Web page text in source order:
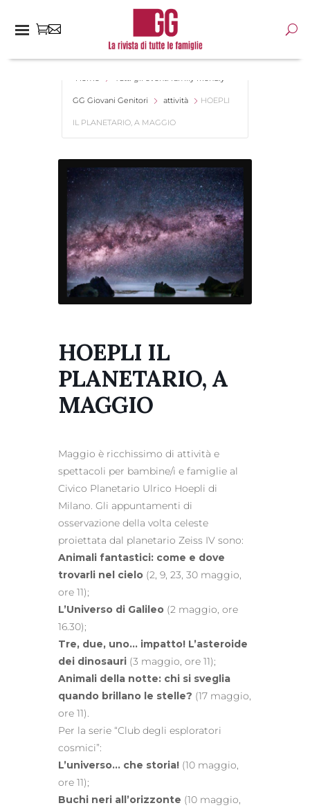
Home Tutti gli eventi family friendly -
GG Giovani Genitori attività HOEPLI
IL PLANETARIO, A MAGGIO
HOEPLI IL
PLANETARIO, A
MAGGIO
Maggio è ricchissimo di attività e
spettacoli per bambine/i e famiglie al
Civico Planetario Ulrico Hoepli di
Milano. Gli appuntamenti di
osservazione della volta celeste
proiettata dal planetario Zeiss IV sono:
Animali fantastici: come e dove
trovarli nel cielo (2, 9, 23, 30 maggio,
ore 11);
L’Universo di Galileo (2 maggio, ore
16.30);
Tre, due, uno… impatto! L’asteroide
dei dinosauri (3 maggio, ore 11);
Animali della notte: chi si sveglia
quando brillano le stelle? (17 maggio,
ore 11).
Per la serie “Club degli esploratori
cosmici”:
L’universo… che storia! (10 maggio,
ore 11);
Buchi neri all’orizzonte (10 maggio,